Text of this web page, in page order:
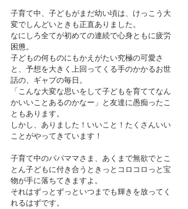
子育て中、子どもがまだ幼い頃は、けっこう大
変でしんどいときも正直ありました。
なにしろ全てが初めての連続で心身ともに疲労
困憊。
子どもの何ものにもかえがたい究極の可愛さ
と、予想を大きく上回ってくる手のかかるお世
話の、ギャプの毎日。
「こんな大変な思いをして子どもを育ててなん
かいいことあるのかなー」と友達に愚痴ったこ
ともあります。
しかし、ありました！いいこと！たくさんいい
ことがやってきています！
子育て中のパパママさま、あくまで無欲でとこ
とん子どもに付き合うときっとコロコロっと宝
物が手に落ちてきますよ。
それはずっとずっといつまでも輝きを放ってく
れるはずです。